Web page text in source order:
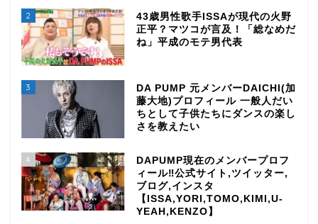
2
43歳男性歌手ISSAが現代の火野
正平？マツコが言及！「総なめだ
ね」平成のモテ男代表
3
DA PUMP 元メンバーDAICHI(加
藤大地)プロフィール 一般人だい
ちとして子供たちにダンスの楽し
さを教えたい
4
DAPUMP現在のメンバープロフ
ィール‼公式サイト,ツイッター,
ブログ,インスタ
【ISSA,YORI,TOMO,KIMI,U-
YEAH,KENZO】